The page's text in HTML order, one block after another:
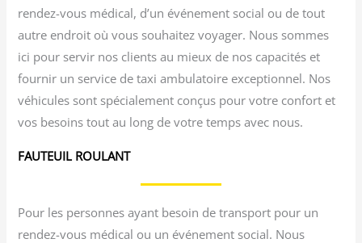
rendez-vous médical, d’un événement social ou de tout
autre endroit où vous souhaitez voyager. Nous sommes
ici pour servir nos clients au mieux de nos capacités et
fournir un service de taxi ambulatoire exceptionnel. Nos
véhicules sont spécialement conçus pour votre confort et
vos besoins tout au long de votre temps avec nous.
FAUTEUIL ROULANT
Pour les personnes ayant besoin de transport pour un
rendez-vous médical ou un événement social. Nous